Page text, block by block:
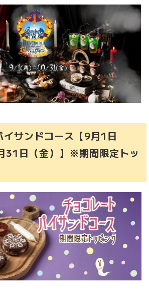
イサンドコース【9月1日
31日（金）】※期間限定トッ